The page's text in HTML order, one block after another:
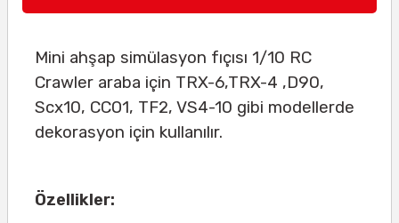
Mini ahşap simülasyon fıçısı 1/10 RC
Crawler araba için TRX-6,TRX-4 ,D90,
Scx10, CCO1, TF2, VS4-10 gibi modellerde
dekorasyon için kullanılır.
Özellikler: